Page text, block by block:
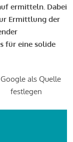
ermitteln. Dabei
Ermittlung der
für eine solide
als Quelle
festlegen